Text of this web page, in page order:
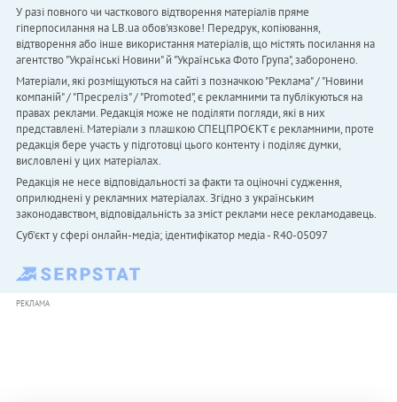
У разі повного чи часткового відтворення матеріалів пряме
гіперпосилання на LB.ua обов'язкове! Передрук, копіювання,
відтворення або інше використання матеріалів, що містять посилання на
агентство "Українськi Новини" й "Українська Фото Група", заборонено.
Матеріали, які розміщуються на сайті з позначкою "Реклама" / "Новини
компаній" / "Пресреліз" / "Promoted", є рекламними та публікуються на
правах реклами. Редакція може не поділяти погляди, які в них
представлені. Матеріали з плашкою СПЕЦПРОЄКТ є рекламними, проте
редакція бере участь у підготовці цього контенту і поділяє думки,
висловлені у цих матеріалах.
Редакція не несе відповідальності за факти та оціночні судження,
оприлюднені у рекламних матеріалах. Згідно з українським
законодавством, відповідальність за зміст реклами несе рекламодавець.
Cуб'єкт у сфері онлайн-медіа; ідентифікатор медіа - R40-05097
РЕКЛАМА